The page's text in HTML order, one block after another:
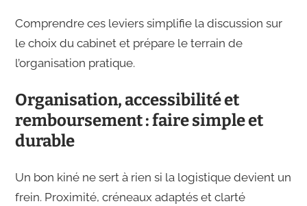
Comprendre ces leviers simplifie la discussion sur
le choix du cabinet et prépare le terrain de
l’organisation pratique.
Organisation, accessibilité et
remboursement : faire simple et
durable
Un bon kiné ne sert à rien si la logistique devient un
frein. Proximité, créneaux adaptés et clarté